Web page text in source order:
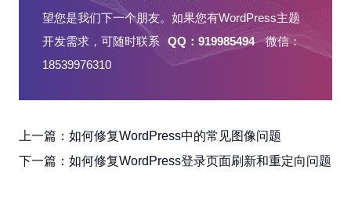
望您是我们下一个朋友。如果您有WordPress主题
开发需求，可随时联系
QQ：919985494 微信：
18539976310
上一篇： 如何修复WordPress中的常见图像问题
下一篇： 如何修复WordPress登录页面刷新和重定向问题